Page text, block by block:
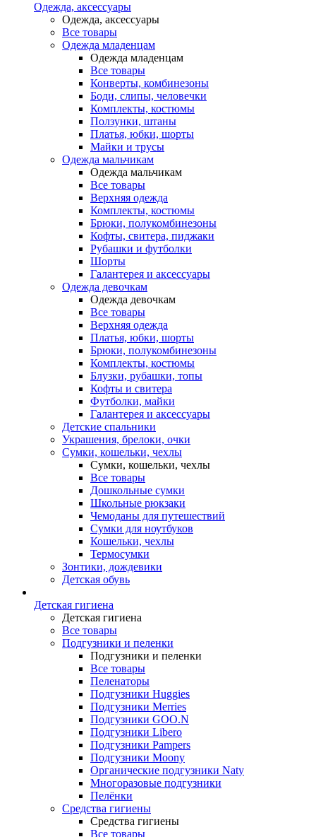
Одежда, аксессуары
Одежда, аксессуары
Все товары
Одежда младенцам
Одежда младенцам
Все товары
Конверты, комбинезоны
Боди, слипы, человечки
Комплекты, костюмы
Ползунки, штаны
Платья, юбки, шорты
Майки и трусы
Одежда мальчикам
Одежда мальчикам
Все товары
Верхняя одежда
Комплекты, костюмы
Брюки, полукомбинезоны
Кофты, свитера, пиджаки
Рубашки и футболки
Шорты
Галантерея и аксессуары
Одежда девочкам
Одежда девочкам
Все товары
Верхняя одежда
Платья, юбки, шорты
Брюки, полукомбинезоны
Комплекты, костюмы
Блузки, рубашки, топы
Кофты и свитера
Футболки, майки
Галантерея и аксессуары
Детские спальники
Украшения, брелоки, очки
Сумки, кошельки, чехлы
Сумки, кошельки, чехлы
Все товары
Дошкольные сумки
Школьные рюкзаки
Чемоданы для путешествий
Сумки для ноутбуков
Кошельки, чехлы
Термосумки
Зонтики, дождевики
Детская обувь
Детская гигиена
Детская гигиена
Все товары
Подгузники и пеленки
Подгузники и пеленки
Все товары
Пеленаторы
Подгузники Huggies
Подгузники Merries
Подгузники GOO.N
Подгузники Libero
Подгузники Pampers
Подгузники Moony
Органические подгузники Naty
Многоразовые подгузники
Пелёнки
Средства гигиены
Средства гигиены
Все товары